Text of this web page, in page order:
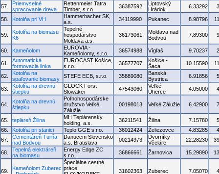
57.
Priemyselné
spracovanie dreva
Rettenmeier Tatra
Timber, s.r.o.
36387592
Liptovský
Hrádok
6.33292
58. Kotolňa pri VH
Hammerbacher SK,
a.s.
34119990 Pukanec 8.98796
59.
Kotolňa na biomasu -
K6
Tepelné
hospodárstvo
Moldava a.s.
36173061
Moldava nad
Bodvou
7.89300
60. Kameňolom
EUROVIA -
Kameňolomy, s.r.o.
36574988 Vígľaš 9.70237
61.
Automatická
formovacia linka
EUROCAST Košice,
s.r.o.
36577707
Košice -
Šaca
10.15590
62.
Kotolňa na
spaľovanie biomasy
STEFE ECB, s.r.o. 35889080
Banská
Bystrica
6.91856
63.
Kotolňa na drevnú
štiepku
GLOCK Forst
Slowakei
47543060
Veľké
Uherce
4.05000
64.
Kotolňa na drevnú
štiepku
Poľnohospodárske
družstvo Veľké
Zálužie
00198013 Veľké Zálužie 6.42900
65. tepláreň Žilina
MH Teplárenský
holding, a.s.
36211541 Žilina 7.15780
66.
Kotolňa pri stanici Teplo GGE s.r.o. 36012424 Želiezovce 4.83285
67.
Cementáreň Turňa
nad Bodvou
Danucem Slovensko
a.s. Bratislava
00214973
Dvorníky -
Včeláre
22.28230
68.
Tepelná elektráreň
na biomasu
Energy Edge ZC
s.r.o.
36866661 Žarnovica 15.29890
69.
Kameňolom Zuberec
Špeciálne cestné
práce
31602363 Zuberec 7.05070